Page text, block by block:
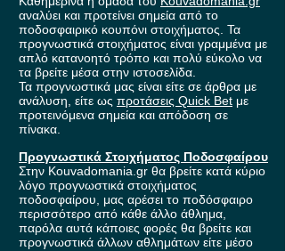
αναλύει και προτείνει σημεία από το
ποδοσφαιρικό κουπόνι στοιχήματος. Τα
προγνωστικά στοιχήματος είναι γραμμένα με
απλό κατανοητό τρόπο και πολύ εύκολο να
τα βρείτε μέσα στην ιστοσελίδα.
Τα προγνωστικά μας είναι είτε σε άρθρα με
ανάλυση, είτε ως προτάσεις Quick Bet με
προτεινόμενα σημεία και απόδοση σε
πίνακα.
Προγνωστικά Στοιχήματος Ποδοσφαίρου
Στην Kouvadomania.gr θα βρείτε κατά κύριο
λόγο προγνωστικά στοιχήματος
ποδοσφαίρου, μας αρέσει το ποδόσφαιρο
περισσότερο από κάθε άλλο άθλημα,
παρόλα αυτά κάποιες φορές θα βρείτε και
προγνωστικά άλλων αθλημάτων είτε μέσο